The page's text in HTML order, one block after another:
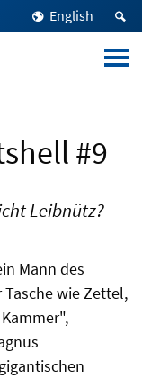
English
#9
Leibnütz?
Mann des
wie Zettel,